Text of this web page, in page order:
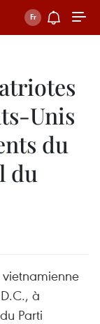
Unis
du
du
à
Parti